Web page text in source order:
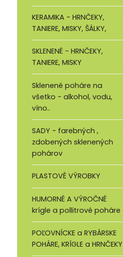
KERAMIKA - HRNČEKY,
TANIERE, MISKY, ŠÁLKY,
SKLENENÉ - HRNČEKY,
TANIERE, MISKY
Sklenené poháre na
všetko - alkohol, vodu,
víno..
SADY - farebných ,
zdobených sklenených
pohárov
PLASTOVÉ VÝROBKY
HUMORNÉ A VÝROČNÉ
krígle a pollitrové poháre
POĽOVNÍCKE a RYBÁRSKE
POHÁRE, KRÍGLE a HRNČEKY